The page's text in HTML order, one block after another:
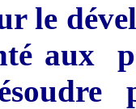
le
aux